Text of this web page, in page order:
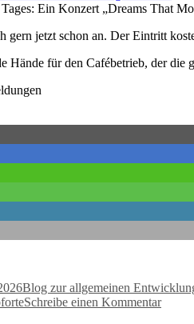
Ein Konzert „Dreams That
gern jetzt schon an. Der Eintritt
Hände für den Cafébetrieb, der
Blog zur allgemeinen
Schreibe einen Kommentarzu